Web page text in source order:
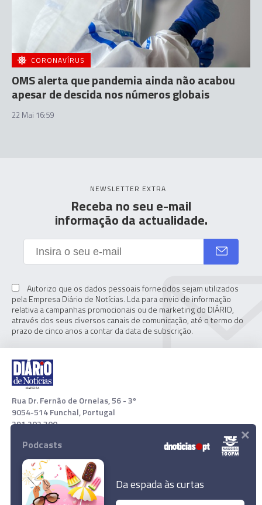
CORONAVÍRUS
OMS alerta que pandemia ainda não acabou
apesar de descida nos números globais
22 Mai 16:59
NEWSLETTER EXTRA
Receba no seu e-mail
informação da actualidade.
Autorizo que os dados pessoais fornecidos sejam utilizados
pela Empresa Diário de Notícias. Lda para envio de informação
relativa a campanhas promocionais ou de marketing do DIÁRIO,
através dos seus diversos canais de comunicação, até o termo do
prazo de cinco anos a contar da data de subscrição.
Rua Dr. Fernão de Ornelas, 56 - 3º
9054-514 Funchal, Portugal
291 202 300
Download App
Podcasts
Da espada às curtas
×